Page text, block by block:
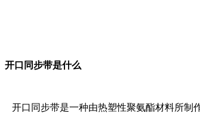
开口同步带是什么
开口同步带是一种由热塑性聚氨酯材料所制